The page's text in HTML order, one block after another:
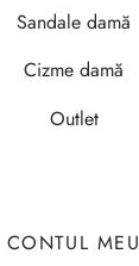
Sandale damă
Cizme damă
Outlet
CONTUL MEU